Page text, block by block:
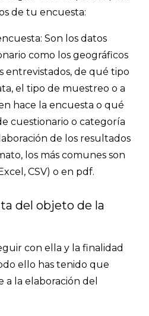
de tu encuesta:
Son los datos
como los geográficos
entrevistados, de qué tipo
el tipo de muestreo o a
hace la encuesta o qué
cuestionario o categoría
de los resultados
los más comunes son
CSV) o en pdf.
del objeto de la
con ella y la finalidad
ello has tenido que
la elaboración del